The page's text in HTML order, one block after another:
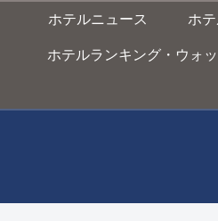
ホテルニュース ホ
ホテルランキング・ウォ